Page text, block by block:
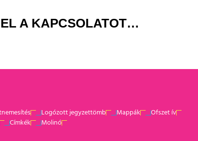
A KAPCSOLATOT…
Logózott jegyzettömb Mappák
Ofszet ív
Címkék Molinó